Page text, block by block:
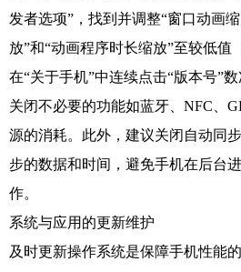
发者选项”，找到并调整“窗口动画
放”和“动画程序时长缩放”至较低值
在“关于手机”中连续点击“版本号”
关闭不必要的功能如蓝牙、NFC、
源的消耗。此外，建议关闭自动同
步的数据和时间，避免手机在后台
作。
系统与应用的更新维护
及时更新操作系统是保障手机性能